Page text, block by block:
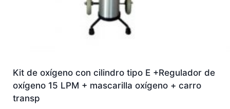
Kit de oxígeno con cilindro tipo E +Regulador de
oxígeno 15 LPM + mascarilla oxígeno + carro
transp